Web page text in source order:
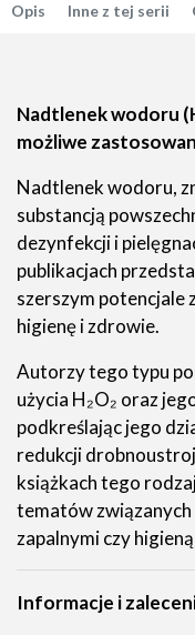
Opis Inne z tej serii
Nadtlenek wodoru
możliwe
Nadtlenek wodoru,
substancją
dezynfekcji i
publikacjach
szerszym potencjale
higienę i zdrowie.
Autorzy tego typu
użycia H₂O₂ oraz
podkreślając jego
redukcji
książkach tego
tematów
zapalnymi czy
Informacje i